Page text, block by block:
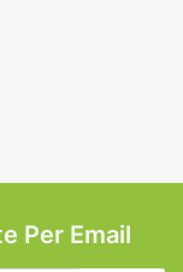
Per Email